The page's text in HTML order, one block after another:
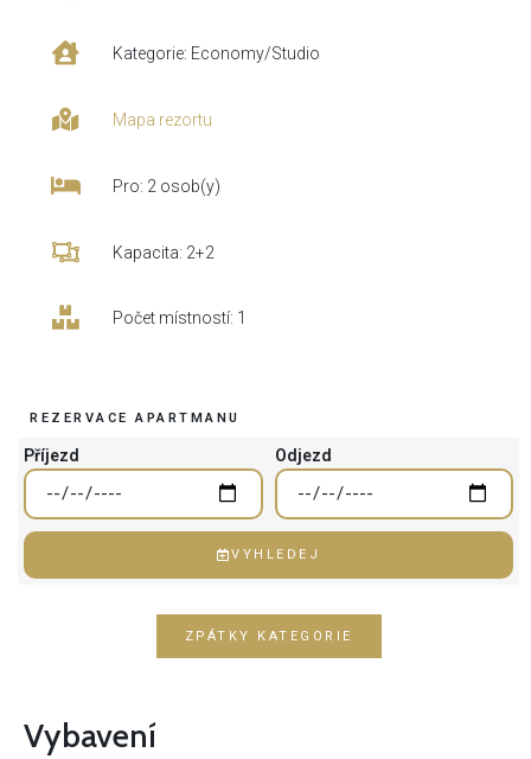
Kategorie: Economy/Studio
Mapa rezortu
Pro: 2 osob(y)
Kapacita: 2+2
Počet místností: 1
REZERVACE APARTMANU
Příjezd Odjezd
VYHLEDEJ
ZPÁTKY KATEGORIE
Vybavení